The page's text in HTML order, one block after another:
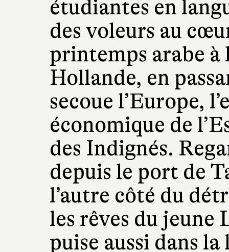
étudiantes en
des voleurs au
printemps arabe à
Hollande, en
secoue l’Europe,
économique de
des Indignés.
depuis le port de
l’autre côté du
les rêves du
puise aussi dans